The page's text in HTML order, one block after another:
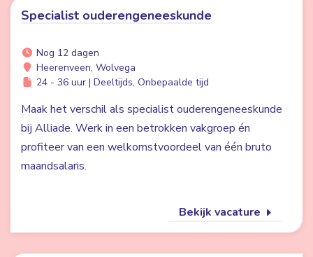
Specialist ouderengeneeskunde
Nog 12 dagen
Heerenveen, Wolvega
24 - 36 uur | Deeltijds, Onbepaalde tijd
Maak het verschil als specialist ouderengeneeskunde
bij Alliade. Werk in een betrokken vakgroep én
profiteer van een welkomstvoordeel van één bruto
maandsalaris.
Bekijk vacature